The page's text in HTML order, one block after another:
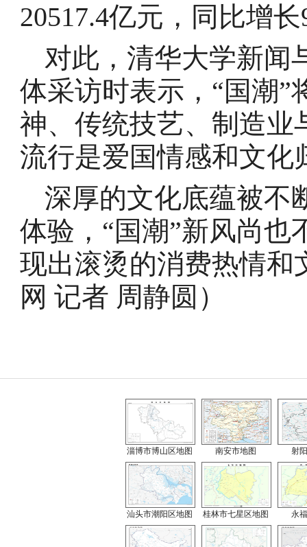
20517.4亿元，同比增长
对此，清华大学新闻
体采访时表示，“国潮
神、传统技艺、制造业
流行是爱国情感和文化
深厚的文化底蕴被不
体验，“国潮”新风尚
现出滚烫的消费热情和
网记者 周静圆 ）
淄博市博山区地图 南安市地图 射
汕头市潮阳区地图 桂林市七星区地图 永